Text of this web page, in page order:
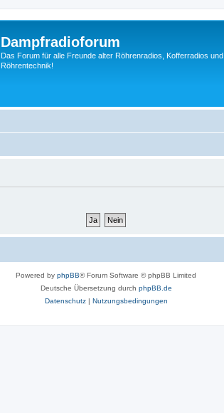
Dampfradioforum
Das Forum für alle Freunde alter Röhrenradios, Kofferradios und
Röhrentechnik!
Powered by phpBB® Forum Software © phpBB Limited
Deutsche Übersetzung durch phpBB.de
Datenschutz| Nutzungsbedingungen